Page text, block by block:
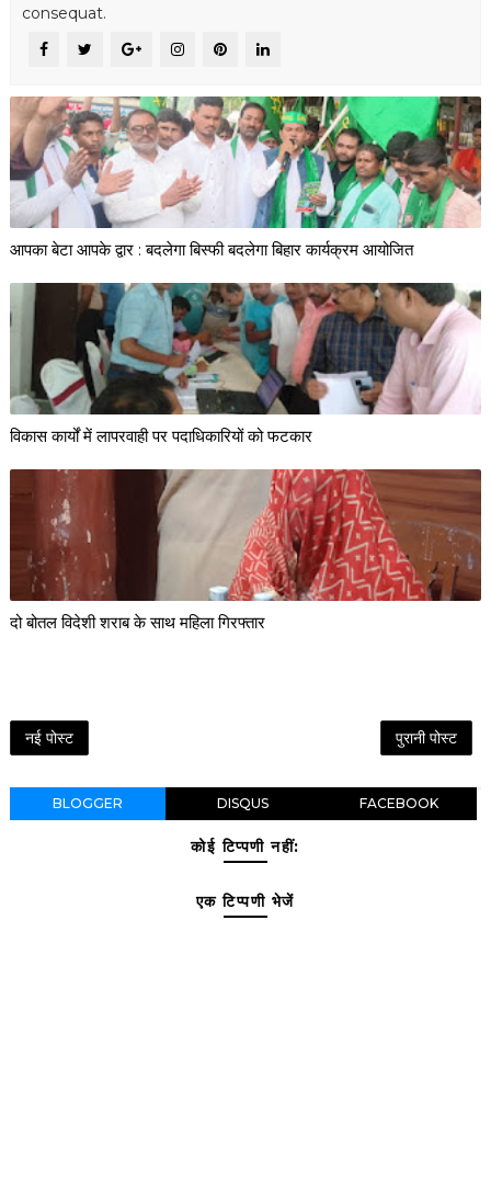
consequat.
आपका बेटा आपके द्वार : बदलेगा बिस्फी बदलेगा बिहार कार्यक्रम आयोजित
विकास कार्यों में लापरवाही पर पदाधिकारियों को फटकार
दो बोतल विदेशी शराब के साथ महिला गिरफ्तार
नई पोस्ट पुरानी पोस्ट
BLOGGER DISQUS FACEBOOK
कोई टिप्पणी नहीं:
एक टिप्पणी भेजें